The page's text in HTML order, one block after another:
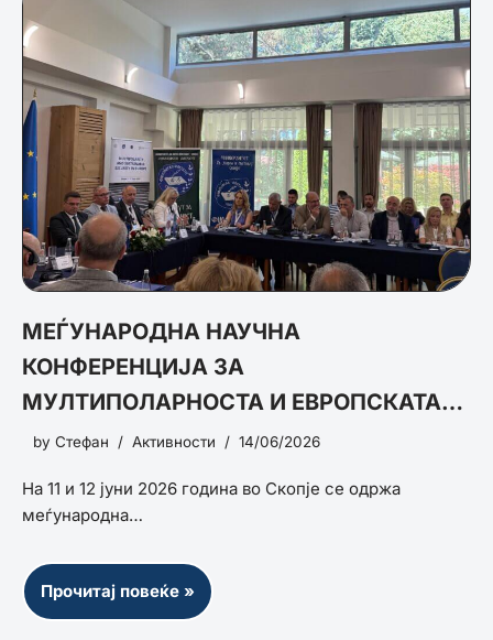
МЕЃУНАРОДНА НАУЧНА
КОНФЕРЕНЦИЈА ЗА
МУЛТИПОЛАРНОСТА И ЕВРОПСКАТА
БЕЗБЕДНОСТ
by Стефан Активности 14/06/2026
На 11 и 12 јуни 2026 година во Скопје се одржа
меѓународна…
Прочитај повеќе »